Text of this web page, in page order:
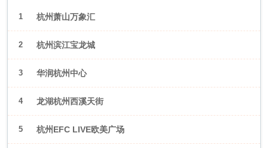
1 杭州萧山万象汇
2 杭州滨江宝龙城
3 华润杭州中心
4 龙湖杭州西溪天街
5 杭州EFC LIVE欧美广场